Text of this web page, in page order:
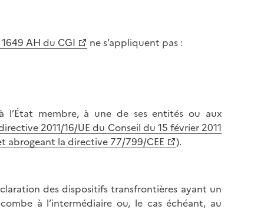
AH du CGI
ne s’appliquent pas :
l’État membre, à une de ses entités ou aux
2011/16/UE du Conseil du 15 février 2011
abrogeant la directive 77/799/CEE
).
des dispositifs transfrontières ayant un
à l’intermédiaire ou, le cas échéant, au